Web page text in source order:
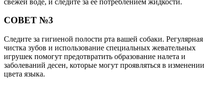
СОВЕТ №3
Следите за гигиеной полости рта вашей собаки. Регулярная
чистка зубов и использование специальных жевательных
игрушек помогут предотвратить образование налета и
заболеваний десен, которые могут проявляться в изменении
цвета языка.